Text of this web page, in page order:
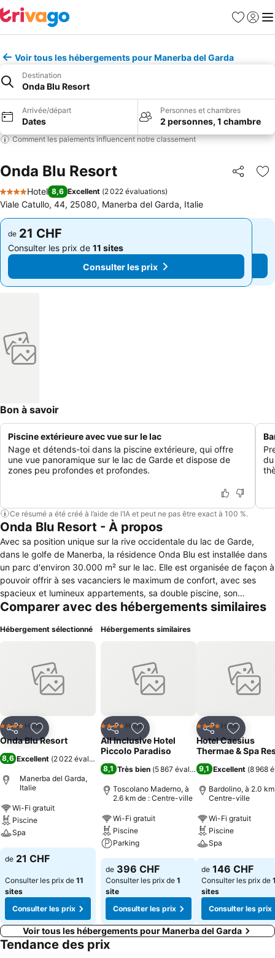
Favoris
Se
Voir tous les hébergements pour Manerba del Garda
Destination
Onda Blu Resort
Arrivée/départ
Dates
Personnes et chambres
2 personnes, 1 chambre
Comment les paiements influencent notre classement
Onda Blu Resort Partager
4 Étoiles
Hotel 8,6 Excellent (2 022 évaluations)
Viale Catullo, 44, 25080, Manerba del Garda, Italie
de 21 CHF
Consulter les prix de 11 sites
Consulter les prix
de 21 CHF
Consulter les prix de 11 sites
Consulter les prix
Bon à savoir
Piscine extérieure avec vue sur le lac
Nage et détends-toi dans la piscine extérieure, qui offre
une vue panoramique sur le lac de Garde et dispose de
zones peu profondes et profondes.
Ce résumé a été créé à l’aide de l’IA et peut ne pas être exact à 100 %.
Onda Blu Resort - À propos
Avec sa position unique sur la rive occidentale du lac de Garde,
dans le golfe de Manerba, la résidence Onda Blu est installée dans
un parc d'environ 30.000 m² sur le lac. Elle est organisée de façon à
pouvoir offrir à ses vacanciers le maximum de confort, avec ses
spacieux et lumineux appartements, sa double piscine, son
restaurant-pizzeria avec vue sur le lac, ses deux bars équipés et un
offrant un accès direct à la plage. La résidence offre des
salon avec kitchenette, d'un canapé-lit, d'une salle de bain avec
douche et d’une ou deux chambres. Parmi les différents logements
que la résidence Onda Blu offre lors de votre séjour, il y a aussi des
cuisine, 2 chambres et une salle de bain avec douche. Ils sont très
confortables avec de bonnes finitions.
Comparer avec des hébergements similaires
Hébergement sélectionné
PartagerAjouter à mes favoris
4 ÉtoilesHotel
Onda Blu Resort
8,6 Excellent (2 022 évaluations
Manerba del Garda,
Italie
Wi-Fi gratuit
Piscine
Spa
de 21 CHF
Consulter les prix de 11
sites
Consulter les prix
Hébergements similaires
PartagerAjouter à mes favoris
4 ÉtoilesHotel
All Inclusive Hotel
Piccolo Paradiso
8,1 Très bien (5 867 évaluations)
Toscolano Maderno, à
2.6 km de : Centre-ville
Wi-Fi gratuit
Piscine
Parking
de 396 CHF
Consulter les prix de 1
site
Consulter les prix
PartagerAjouter
4 ÉtoilesHotel
Hotel Caesius
Thermae & Spa
9,1 Excellent (8 968
Bardolino, à 2.0
Centre-ville
Wi-Fi gratuit
Piscine
Spa
de 146 CHF
Consulter les prix de
sites
Consulter les prix
Voir tous les hébergements pour Manerba del Garda
Tendance des prix